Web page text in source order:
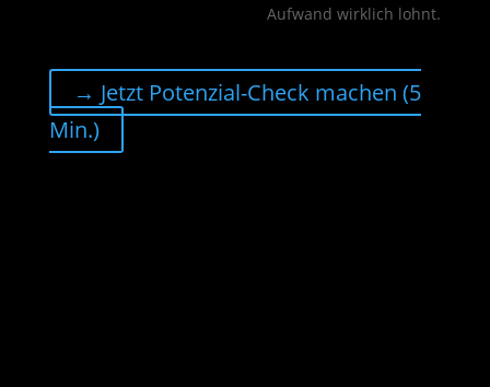
Aufwand wirklich lohnt.
→ Jetzt Potenzial-Check machen (5
Min.)